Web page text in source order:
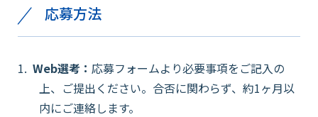
応募方法
Web選考： 応募フォームより必要事項をご記入の
上、ご提出ください。合否に関わらず、約1ヶ月以
内にご連絡します。